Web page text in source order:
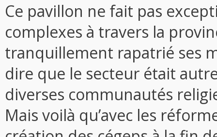
Ce pavillon ne fait pas
complexes à travers la
tranquillement rapatrié ses
dire que le secteur était
diverses communautés
Mais voilà qu’avec les